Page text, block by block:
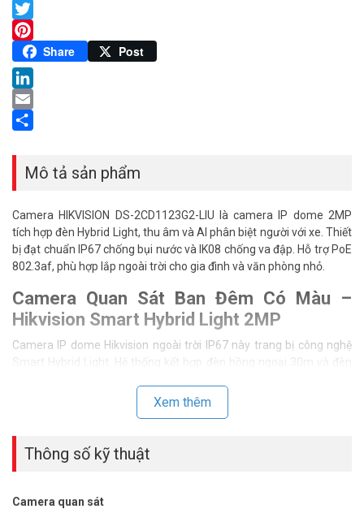
Facebook
Twitter
Pinterest
Share Post
LinkedIn
Email
Mô tả sản phẩm
Camera HIKVISION DS-2CD1123G2-LIU là camera IP dome 2MP
tích hợp đèn Hybrid Light, thu âm và AI phân biệt người với xe. Thiết
bị đạt chuẩn IP67 chống bụi nước và IK08 chống va đập. Hỗ trợ PoE
802.3af, phù hợp lắp ngoài trời cho gia đình và văn phòng nhỏ.
Camera Quan Sát Ban Đêm Có Màu –
Hikvision Smart Hybrid Light 2MP
Camera IP dome Hikvision ngoài trời IP67 này trang bị công nghệ
Smart Hybrid Light. Hệ thống kết hợp đèn hồng ngoại 30m và đèn
đen trắng thông thường. Độ nhạy sáng đạt 0.005 Lux, hoạt động
tốt trong điều kiện thiếu sáng.
Xem thêm
Thông số kỹ thuật
Camera quan sát